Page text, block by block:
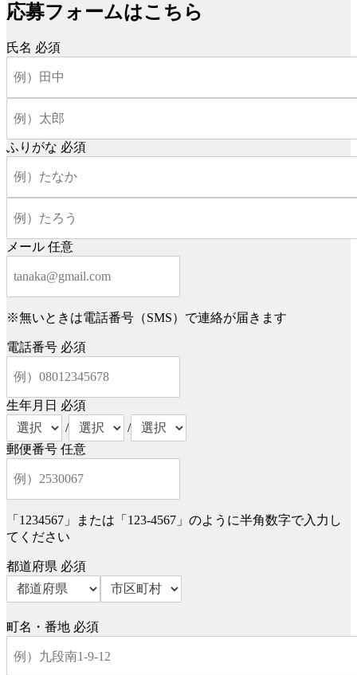
応募フォームはこちら
氏名 必須
ふりがな 必須
メール 任意
※無いときは電話番号（SMS）で連絡が届きます
電話番号 必須
生年月日 必須
/
/
郵便番号 任意
「1234567」または「123-4567」のように半角数字で入力し
てください
都道府県 必須
町名・番地 必須